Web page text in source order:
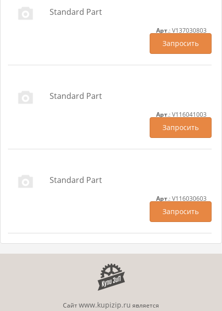
Standard Part
Арт.: V137030803
Запросить
Standard Part
Арт.: V116041003
Запросить
Standard Part
Арт.: V116030603
Запросить
Сайтwww.kupizip.ru является